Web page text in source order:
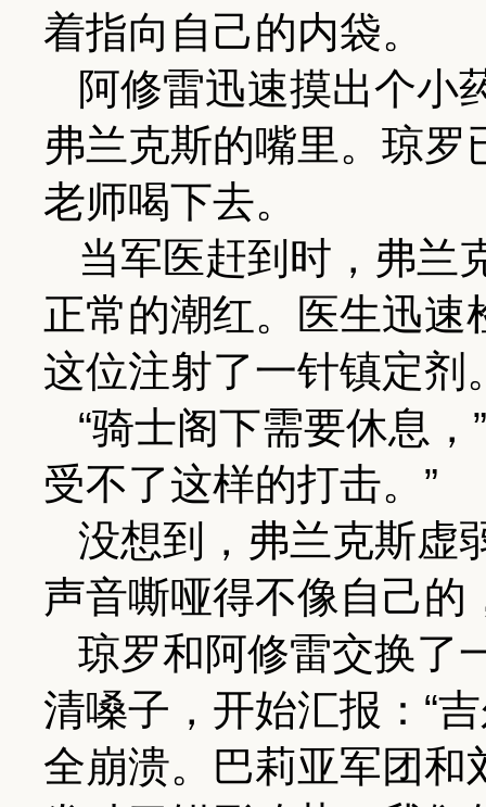
着指向自己的内袋。
阿修雷迅速摸出个小
弗兰克斯的嘴里。琼
老师喝下去。
当军医赶到时，弗兰
正常的潮红。医生迅
这位注射了一针镇定剂
“骑士阁下需要休息
受不了这样的打击。”
没想到，弗兰克斯虚
声音嘶哑得不像自己的
琼罗和阿修雷交换了
清嗓子，开始汇报：“
全崩溃。巴莉亚军团和